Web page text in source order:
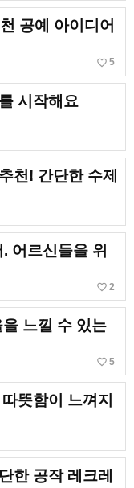
공예 아이디어
favorite_border 5
시작해요
천! 간단한 수제
어르신들을 위
favorite_border 2
느낄 수 있는
favorite_border 5
뜻함이 느껴지
한 공작 레크레